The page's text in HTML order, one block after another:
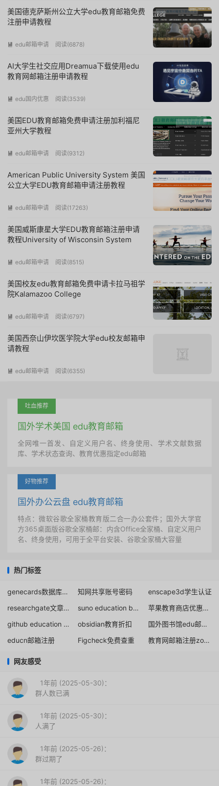
美国德克萨斯州公立大学edu教育邮箱免费
注册申请教程
 edu邮箱申请 阅读(6878)
AI大学生社交应用Dreamua下载使用edu
教育网邮箱注册申请教程
 edu国内优惠 阅读(3539)
美国EDU教育邮箱免费申请注册加利福尼
亚州大学教程
 edu邮箱申请 阅读(9312)
American Public University System 美国
公立大学EDU教育邮箱申请注册教程
 edu邮箱申请 阅读(17263)
美国威斯康星大学EDU教育邮箱注册申请
教程University of Wisconsin System
 edu邮箱申请 阅读(8515)
美国校友edu教育邮箱免费申请卡拉马祖学
院Kalamazoo College
 edu邮箱申请 阅读(6797)
美国西奈山伊坎医学院大学edu校友邮箱申
请教程
 edu邮箱申请 阅读(6355)
吐血推荐
国外学术美国 edu教育邮箱
全网唯一首发、自定义用户名、终身使用、学术文献数据
库、学术状态查询、教育优惠指定edu邮箱
好物推荐
国外办公云盘 edu教育邮箱
特点：微软谷歌全家桶教育版二合一办公套件；国外大学官
方365桌面版谷歌全家桶邮：内含Office全家桶、自定义用户
名、终身使用，可用于全平台安装、谷歌全家桶大容量
热门标签
genecards数据库注册 知网共享账号密码
enscape3d学生认证
researchgate文章下载
suno education building
苹果教育商店优惠资格验证
github education pack
obsidian教育折扣
国外图书馆edu邮箱使用
educn邮箱注册
Figcheck免费查重 教育网邮箱注册zoom
网友感受
1年前 (2025-05-30)：
群人数已满
1年前 (2025-05-30)：
人满了
1年前 (2025-05-26)：
群过期了
1年前 (2025-05-26)：